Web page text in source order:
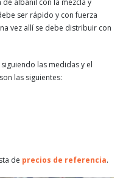
albañil con la mezcla y
ser rápido y con fuerza
vez allí se debe distribuir con
las medidas y el
las siguientes:
de precios de referencia.